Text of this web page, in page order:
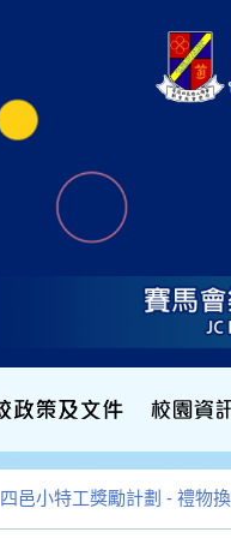
四邑小特工獎勵計劃 - 禮物